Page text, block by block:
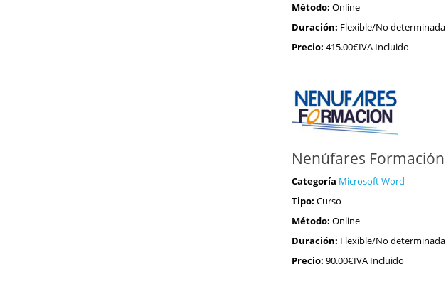
Método: Online
Duración: Flexible/No determinada
Precio: 415.00€IVA Incluido
Nenúfares Formación
Categoría Microsoft Word
Tipo: Curso
Método: Online
Duración: Flexible/No determinada
Precio: 90.00€IVA Incluido